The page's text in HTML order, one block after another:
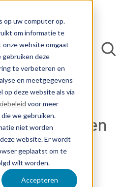
op uw computer op.
om informatie te
onze website omgaat
deze
te verbeteren en
en meetgegevens
op deze website als via
voor meer
we gebruiken.
niet worden
website. Er wordt
geplaatst om te
wilt worden.
Accepteren
Frenken
Assistant
411 39 90